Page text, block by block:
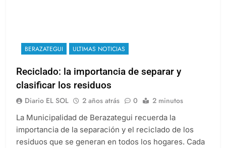
BERAZATEGUI ULTIMAS NOTICIAS
Reciclado: la importancia de separar y
clasificar los residuos
Diario EL SOL 2 años atrás 0 2 minutos
La Municipalidad de Berazategui recuerda la
importancia de la separación y el reciclado de los
residuos que se generan en todos los hogares. Cada